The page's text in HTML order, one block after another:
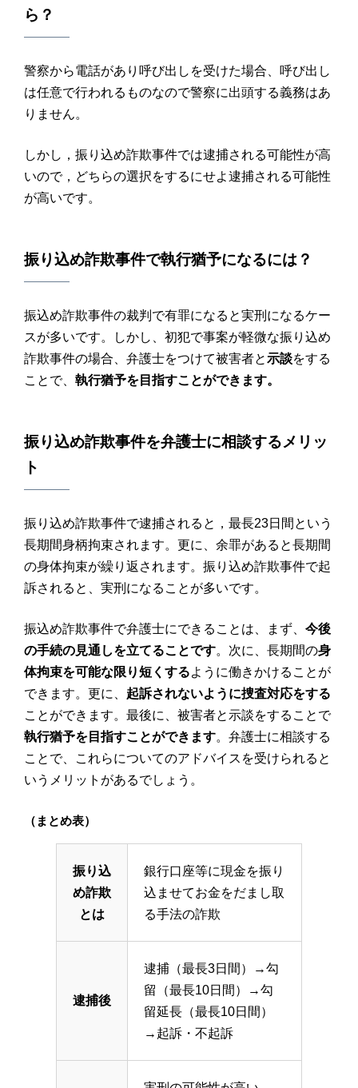
ら？
警察から電話があり呼び出しを受けた場合、呼び出し
は任意で行われるものなので警察に出頭する義務はあ
りません。
しかし，振り込め詐欺事件では逮捕される可能性が高
いので，どちらの選択をするにせよ逮捕される可能性
が高いです。
振り込め詐欺事件で執行猶予になるには？
振込め詐欺事件の裁判で有罪になると実刑になるケー
スが多いです。しかし、初犯で事案が軽微な振り込め
詐欺事件の場合、弁護士をつけて被害者と示談をする
ことで、 執行猶予を目指すことができます。
振り込め詐欺事件を弁護士に相談するメリッ
ト
振り込め詐欺事件で逮捕されると，最長23日間という
長期間身柄拘束されます。更に、余罪があると長期間
の身体拘束が繰り返されます。振り込め詐欺事件で起
訴されると、実刑になることが多いです。
振込め詐欺事件で弁護士にできることは、まず、 今後
の手続の見通しを立てることです。次に、長期間の身
体拘束を可能な限り短くするように働きかけることが
できます。更に、 起訴されないように捜査対応をする
ことができます。最後に、被害者と示談をすることで
執行猶予を目指すことができます。弁護士に相談する
ことで、これらについてのアドバイスを受けられると
いうメリットがあるでしょう。
（まとめ表）
振り込
め詐欺
とは
銀行口座等に現金を振り
込ませてお金をだまし取
る手法の詐欺
逮捕後
逮捕（最長3日間）→勾
留（最長10日間）→勾
留延長（最長10日間）
→起訴・不起訴